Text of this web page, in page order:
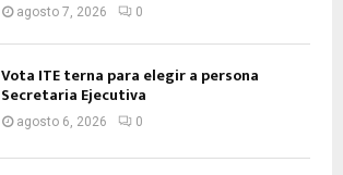
agosto 7, 2026 0
Vota ITE terna para elegir a persona
Secretaria Ejecutiva
agosto 6, 2026 0